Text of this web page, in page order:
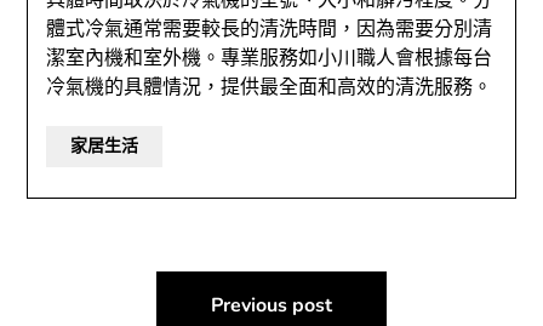
體式冷氣通常需要較長的清洗時間，因為需要分別清
潔室內機和室外機。專業服務如小川職人會根據每台
冷氣機的具體情況，提供最全面和高效的清洗服務。
家居生活
Previous post